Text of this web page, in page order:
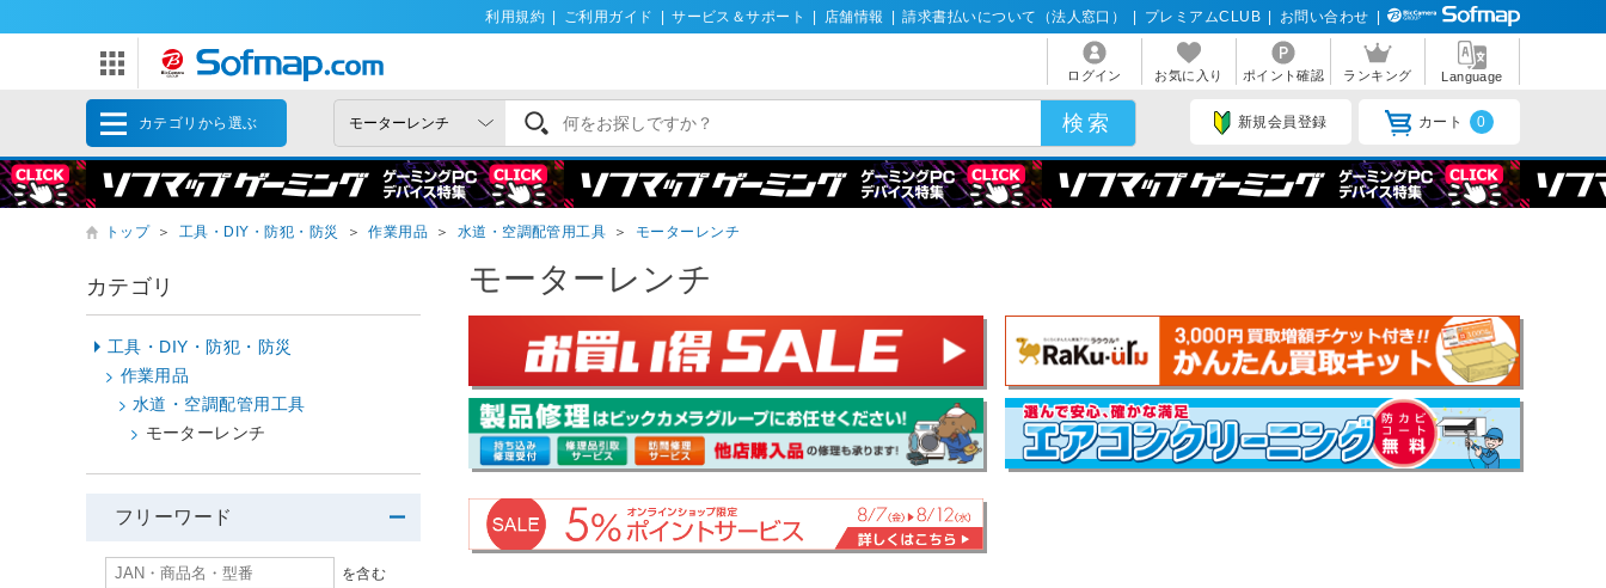
利用規約 ご利用ガイド サービス＆サポート 店舗情報 請求書払いについて（法人窓口） プレミアムCLUB お問い合わせ
ログイン お気に入り ポイント確認 ランキング Language
カテゴリから選ぶ 新規会員登録 カート 0
トップ ＞ 工具・DIY・防犯・防災 ＞ 作業用品 ＞ 水道・空調配管用工具 ＞ モーターレンチ
モーターレンチ
カテゴリ
工具・DIY・防犯・防災
作業用品
水道・空調配管用工具
モーターレンチ
フリーワード
を含む